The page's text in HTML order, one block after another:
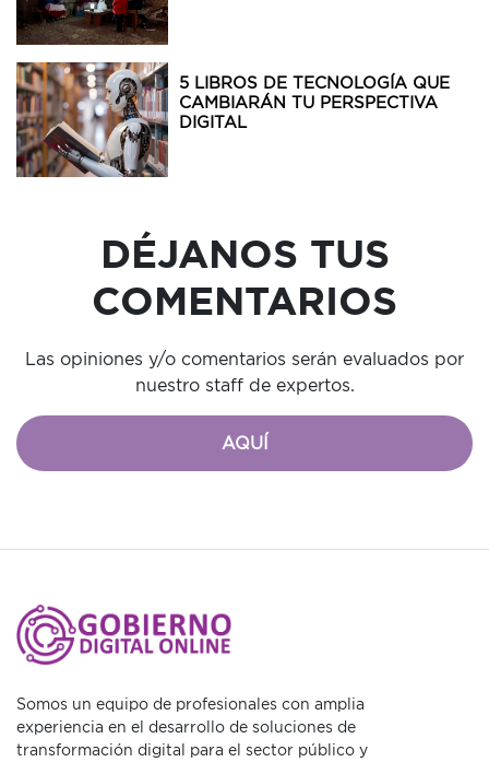
5 LIBROS DE TECNOLOGÍA QUE
CAMBIARÁN TU PERSPECTIVA
DIGITAL
DÉJANOS TUS
COMENTARIOS
Las opiniones y/o comentarios serán evaluados por
nuestro staff de expertos.
AQUÍ
Somos un equipo de profesionales con amplia
experiencia en el desarrollo de soluciones de
transformación digital para el sector público y